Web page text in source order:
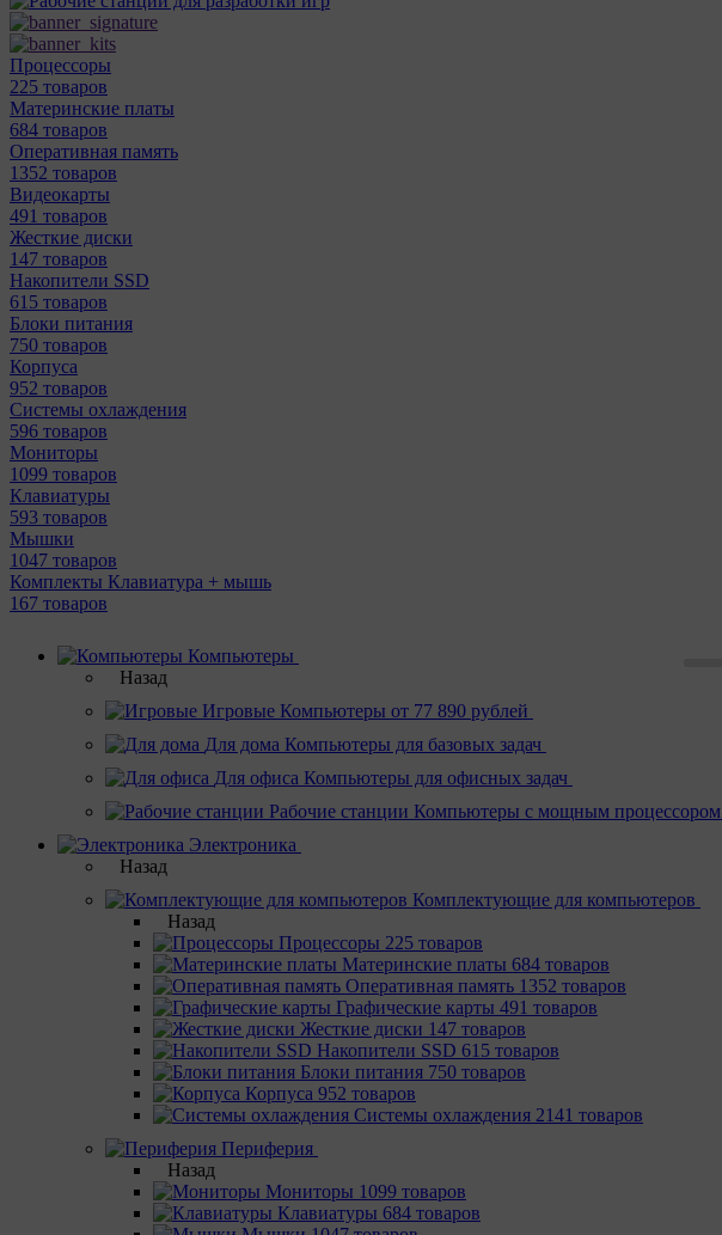
Процессоры
225 товаров
Материнcкие платы
684 товаров
Оперативная память
1352 товаров
Видеокарты
491 товаров
Жесткие диски
147 товаров
Накопители SSD
615 товаров
Блоки питания
750 товаров
Корпуса
952 товаров
Системы охлаждения
596 товаров
Мониторы
1099 товаров
Клавиатуры
593 товаров
Мышки
1047 товаров
Комплекты Клавиатура + мышь
167 товаров
Компьютеры
Назад
Игровые Компьютеры от 77 890 рублей
Для дома Компьютеры для базовых задач
Для офиса Компьютеры для офисных задач
Рабочие станции Компьютеры с мощным процессором
Электроника
Назад
Комплектующие для компьютеров
Назад
Процессоры 225 товаров
Материнcкие платы 684 товаров
Оперативная память 1352 товаров
Графические карты 491 товаров
Жесткие диски 147 товаров
Накопители SSD 615 товаров
Блоки питания 750 товаров
Корпуса 952 товаров
Системы охлаждения 2141 товаров
Периферия
Назад
Мониторы 1099 товаров
Клавиатуры 684 товаров